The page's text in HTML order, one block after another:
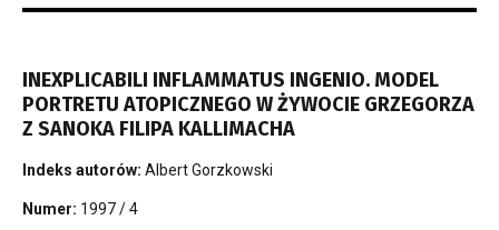
INEXPLICABILI INFLAMMATUS INGENIO. MODEL
PORTRETU ATOPICZNEGO W ŻYWOCIE GRZEGORZA
Z SANOKA FILIPA KALLIMACHA
Indeks autorów: Albert Gorzkowski
Numer: 1997 / 4